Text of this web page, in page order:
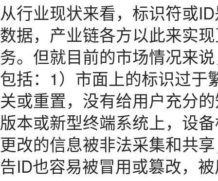
从行业现状来看，标识符或
数据，产业链各方以此来实
务。但就目前的市场情况来
包括：1）市面上的标识过于
关或重置，没有给用户充分
版本或新型终端系统上，设
更改的信息被非法采集和共
告ID也容易被冒用或篡改，